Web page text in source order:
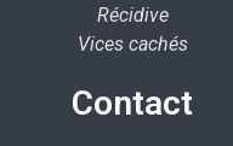
Récidive
Vices cachés
Contact